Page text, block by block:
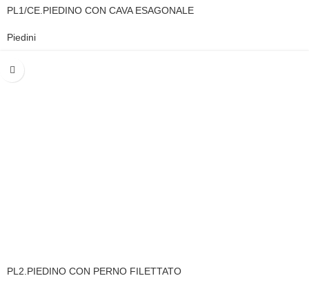
PL1/CE.PIEDINO CON CAVA ESAGONALE
Piedini
PL2.PIEDINO CON PERNO FILETTATO